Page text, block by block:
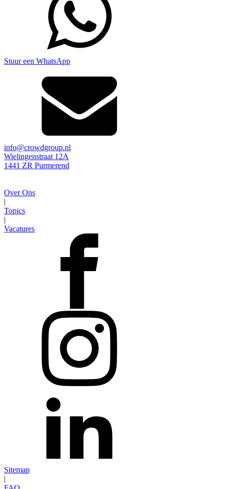
Stuur een WhatsApp
info@crowdgroup.nl
Wielingenstraat 12A
1441 ZR Purmerend
Over Ons
|
Topics
|
Vacatures
Sitemap
|